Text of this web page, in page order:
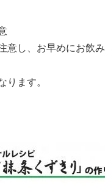
意し、お早めにお飲み
ります。